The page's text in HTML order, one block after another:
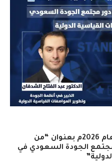
المحاضرة الالكترونية الثالثة لعام 2026م بعنوان “من
مجتمع الجودة السعودي في